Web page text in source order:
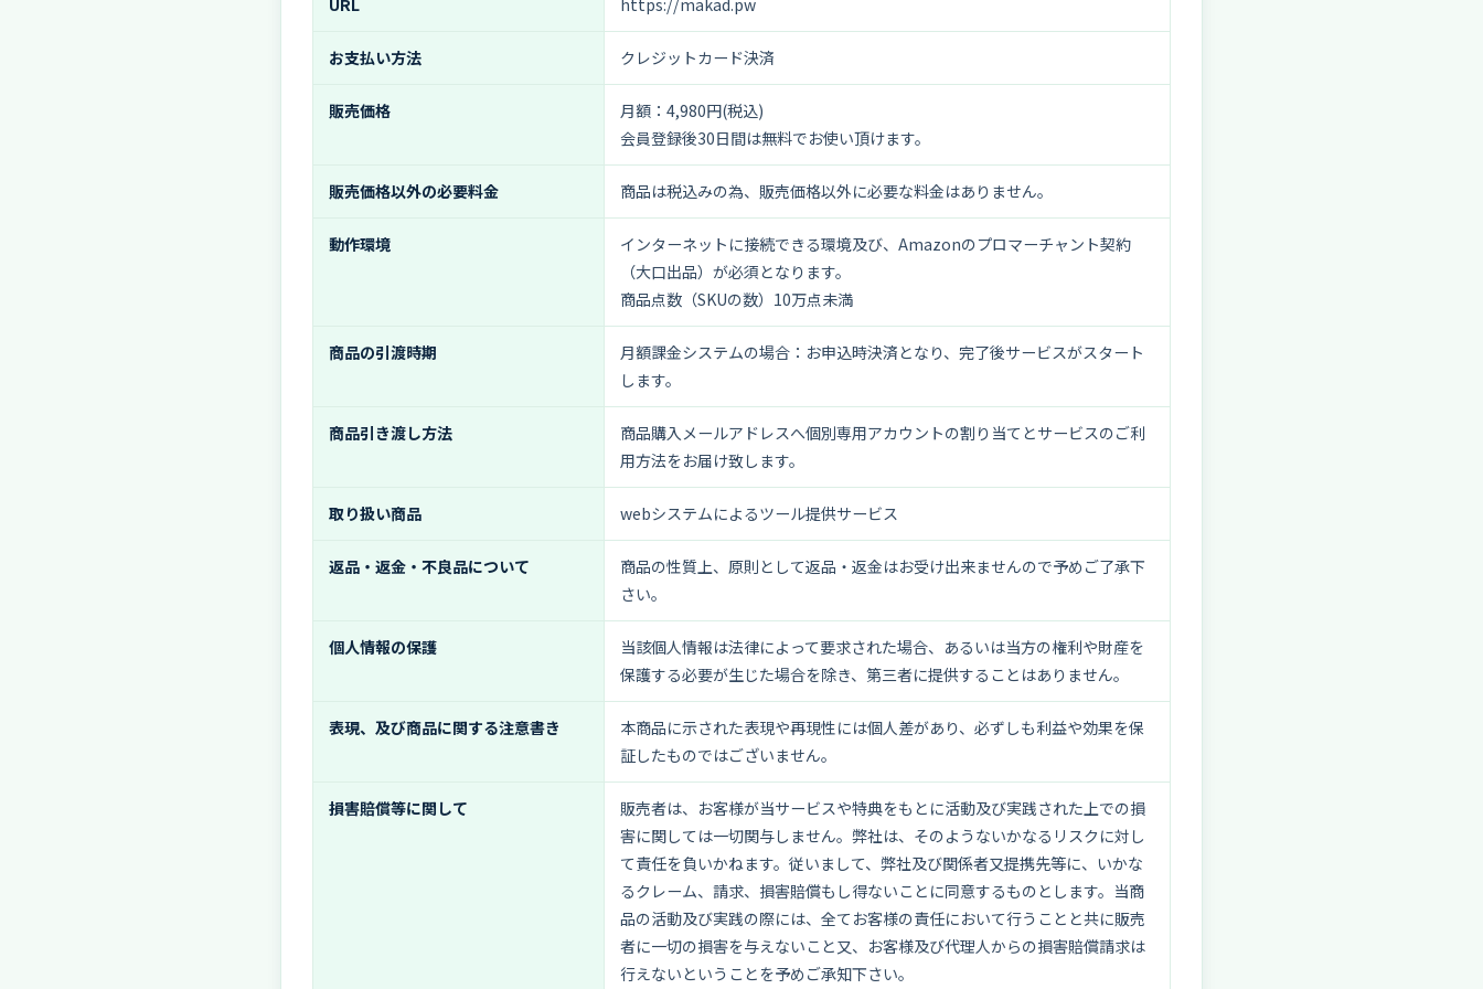
URL https://makad.pw
お支払い方法 クレジットカード決済
販売価格
月額：4,980円(税込)
会員登録後30日間は無料でお使い頂けます。
販売価格以外の必要料金 商品は税込みの為、販売価格以外に必要な料金はありません。
動作環境
インターネットに接続できる環境及び、Amazonのプロマーチャント契約
（大口出品）が必須となります。
商品点数（SKUの数）10万点未満
商品の引渡時期
月額課金システムの場合：お申込時決済となり、完了後サービスがスタート
します。
商品引き渡し方法
商品購入メールアドレスへ個別専用アカウントの割り当てとサービスのご利
用方法をお届け致します。
取り扱い商品 webシステムによるツール提供サービス
返品・返金・不良品について
商品の性質上、原則として返品・返金はお受け出来ませんので予めご了承下
さい。
個人情報の保護
当該個人情報は法律によって要求された場合、あるいは当方の権利や財産を
保護する必要が生じた場合を除き、第三者に提供することはありません。
表現、及び商品に関する注意書き
本商品に示された表現や再現性には個人差があり、必ずしも利益や効果を保
証したものではございません。
損害賠償等に関して
販売者は、お客様が当サービスや特典をもとに活動及び実践された上での損
害に関しては一切関与しません。弊社は、そのようないかなるリスクに対し
て責任を負いかねます。従いまして、弊社及び関係者又提携先等に、いかな
るクレーム、請求、損害賠償もし得ないことに同意するものとします。当商
品の活動及び実践の際には、全てお客様の責任において行うことと共に販売
者に一切の損害を与えないこと又、お客様及び代理人からの損害賠償請求は
行えないということを予めご承知下さい。